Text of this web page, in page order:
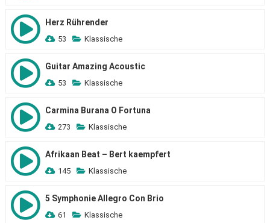
Herz Rührender
53 Klassische
Guitar Amazing Acoustic
53 Klassische
Carmina Burana O Fortuna
273 Klassische
Afrikaan Beat – Bert kaempfert
145 Klassische
5 Symphonie Allegro Con Brio
61 Klassische